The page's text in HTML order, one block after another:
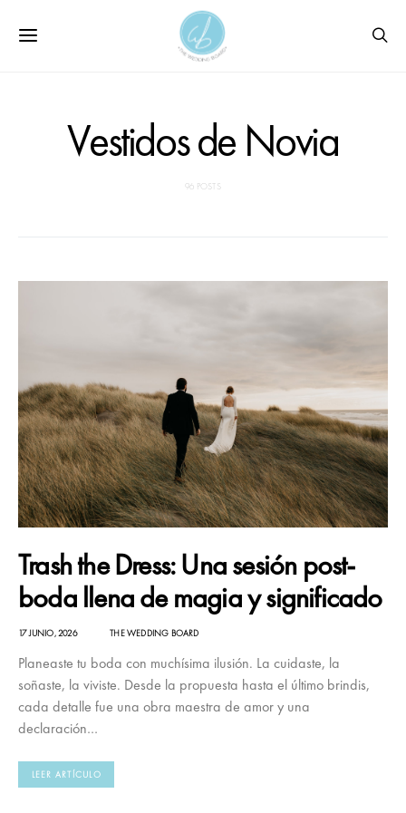
Vestidos de Novia
96 POSTS
Trash the Dress: Una sesión post-
boda llena de magia y significado
17 JUNIO, 2026 THE WEDDING BOARD
Planeaste tu boda con muchísima ilusión. La cuidaste, la
soñaste, la viviste. Desde la propuesta hasta el último brindis,
cada detalle fue una obra maestra de amor y una
declaración…
LEER ARTÍCULO